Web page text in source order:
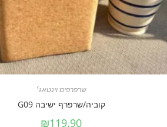
שרפרפים וינטאג׳
קוביה/שרפרף ישיבה G09
₪119.90